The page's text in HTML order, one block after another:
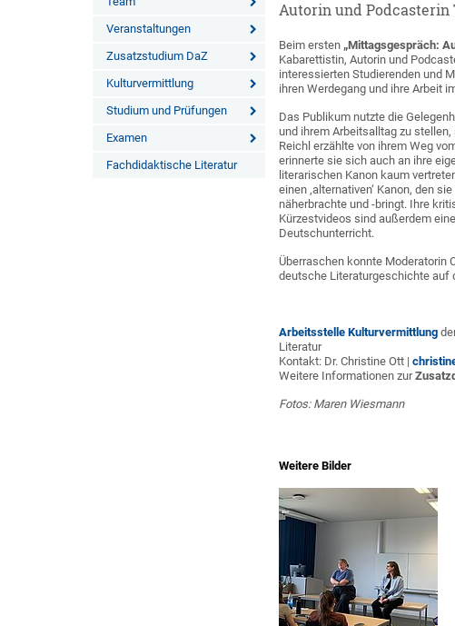
Veranstaltungen
Zusatzstudium DaZ
Kulturvermittlung
Studium und Prüfungen
Examen
Fachdidaktische Literatur
Autorin und Podcasterin
Beim ersten „Mittagsgespräch:
Kabarettistin, Autorin und
interessierten Studierenden und
ihren Werdegang und ihre Arbeit
Das Publikum nutzte die
und ihrem Arbeitsalltag zu
Reichl erzählte von ihrem Weg
erinnerte sie sich auch an ihre
literarischen Kanon kaum
einen ‚alternativen‘ Kanon, den
näherbrachte und -bringt. Ihre
Kürzestvideos sind außerdem
Deutschunterricht.
Überraschen konnte Moderatorin
deutsche Literaturgeschichte auf
Arbeitsstelle Kulturvermittlung
Literatur
Kontakt: Dr. Christine Ott |
Weitere Informationen zur
Fotos: Maren Wiesmann
Weitere Bilder